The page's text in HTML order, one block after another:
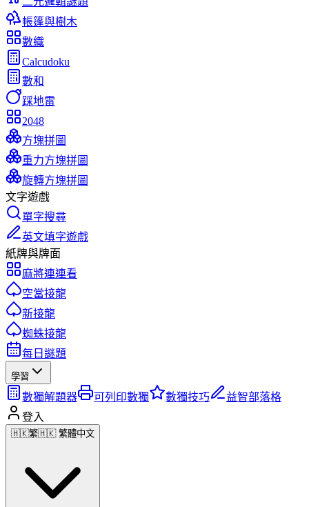
帳篷與樹木
數織
Calcudoku
數和
踩地雷
2048
方塊拼圖
重力方塊拼圖
旋轉方塊拼圖
文字遊戲
單字搜尋
英文填字遊戲
紙牌與牌面
麻將連連看
空當接龍
新接龍
蜘蛛接龍
每日謎題
學習
數獨解題器 可列印數獨 數獨技巧
益智部落格
登入
🇭🇰繁🇭🇰 繁體中文